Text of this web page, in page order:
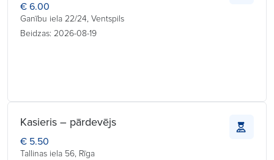
€ 6.00
Ganību iela 22/24, Ventspils
Beidzas: 2026-08-19
Kasieris – pārdevējs
€ 5.50
Tallinas iela 56, Rīga